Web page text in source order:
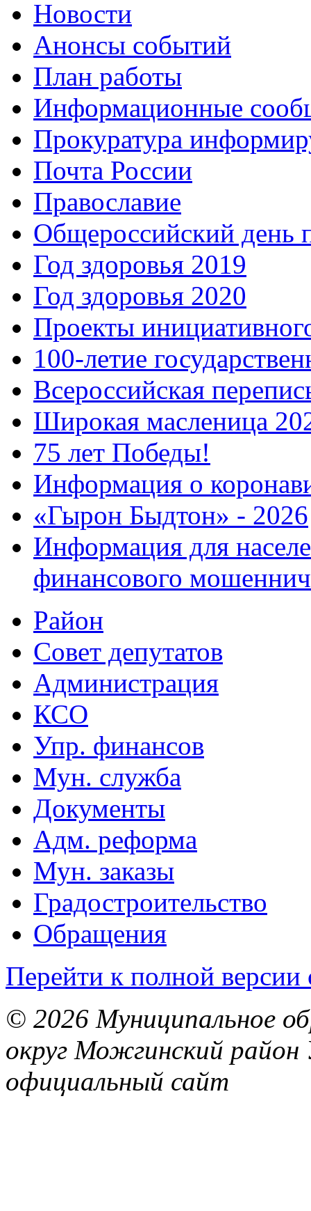
Новости
Анонсы событий
План работы
Информационные
Прокуратура
Почта России
Православие
Общероссийский день
Год здоровья 2019
Год здоровья 2020
Проекты
100-летие
Всероссийская
Широкая масленица
75 лет Победы!
Информация о
«Гырон Быдтон» - 2026
Информация для
финансового
Район
Совет депутатов
Администрация
КСО
Упр. финансов
Мун. служба
Документы
Адм. реформа
Мун. заказы
Градостроительство
Обращения
Перейти к полной версии
© 2026 Муниципальное
округ Можгинский район
официальный сайт